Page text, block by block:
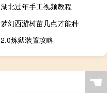
湖北过年手工视频教程
梦幻西游树苗几点才能种
2.0炼狱装置攻略
☚